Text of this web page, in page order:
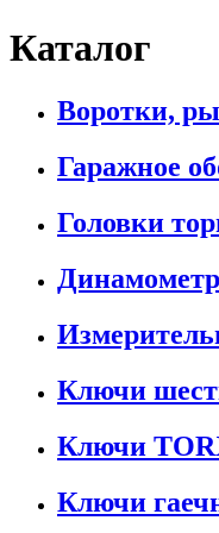
Каталог
Воротки,
Гаражное
Головки
Ключи
Ключи
Ключи